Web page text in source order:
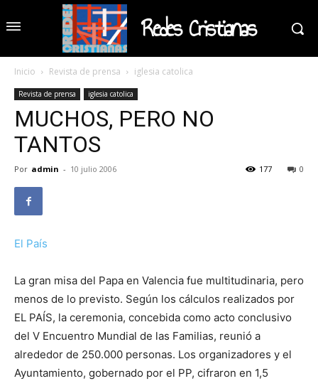
Redes Cristianas
Inicio Revista de prensa iglesia catolica
Revista de prensa iglesia catolica
MUCHOS, PERO NO
TANTOS
Por admin - 10 julio 2006 0
177
El País
La gran misa del Papa en Valencia fue multitudinaria, pero
menos de lo previsto. Según los cálculos realizados por
EL PAÍS, la ceremonia, concebida como acto conclusivo
del V Encuentro Mundial de las Familias, reunió a
alrededor de 250.000 personas. Los organizadores y el
Ayuntamiento, gobernado por el PP, cifraron en 1,5